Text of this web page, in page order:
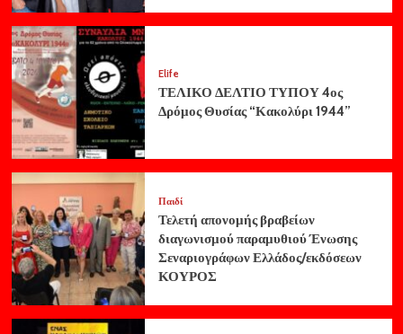
Elife
ΤΕΛΙΚΟ ΔΕΛΤΙΟ ΤΥΠΟΥ 4ος
Δρόμος Θυσίας “Κακολύρι 1944”
Παιδί
Τελετή απονομής βραβείων
διαγωνισμού παραμυθιού Ένωσης
Σεναριογράφων Ελλάδος/εκδόσεων
ΚΟΥΡΟΣ